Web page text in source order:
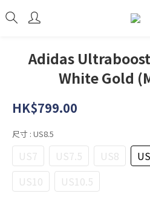
Adidas
White Gold
HK$799.00
尺寸 : US8.5
US7 US7.5 US8
US10
US10.5